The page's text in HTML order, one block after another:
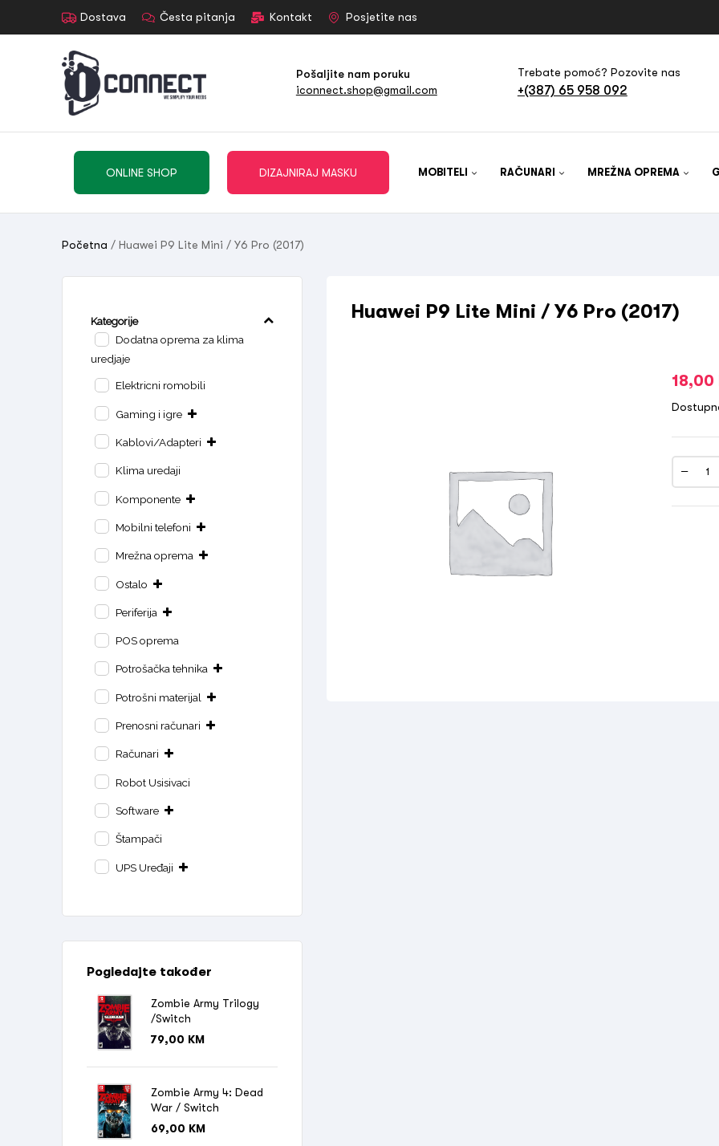
Dostava Česta pitanja Kontakt Posjetite nas
Pošaljite nam poruku
iconnect.shop@gmail.com
Trebate pomoć? Pozovite nas
+(387) 65 958 092
ONLINE SHOP DIZAJNIRAJ MASKU MOBITELI RAČUNARI MREŽNA OPREMA
Početna / Huawei P9 Lite Mini / Y6 Pro (2017)
Huawei P9 Lite Mini / Y6 Pro (2017)
18,00
Kategorije
Dodatna oprema za klima
uredjaje
Elektricni romobili
Gaming i igre
Kablovi/Adapteri
Klima uredaji
Komponente
Mobilni telefoni
Mrežna oprema
Ostalo
Periferija
POS oprema
Potrošačka tehnika
Potrošni materijal
Prenosni računari
Računari
Robot Usisivaci
Software
Štampači
UPS Uređaji
Pogledajte također
Zombie Army Trilogy
/Switch
79,00 KM
Zombie Army 4: Dead
War / Switch
69,00 KM